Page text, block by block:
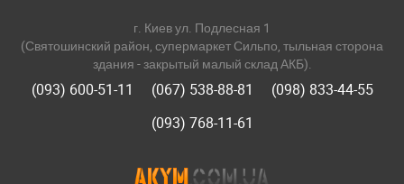
г. Киев ул. Подлесная 1
(Святошинский район, супермаркет Сильпо, тыльная сторона
здания - закрытый малый склад АКБ).
(093) 600-51-11 (067) 538-88-81
(098) 833-44-55
(093) 768-11-61